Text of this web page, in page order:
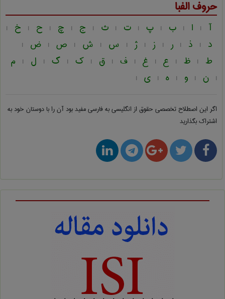
حروف الفبا
آ | ا | ب | پ | ت | ث | ج | چ | ح | خ |
د | ذ | ر | ز | ژ | س | ش | ص | ض |
ط | ظ | ع | غ | ف | ق | ک | گ | ل | م
| ن | و | ه | ی |
اگر این اصطلاح تخصصی حقوق از انگلیسی به فارسیمفید بود آن را با دوستان خود به
اشتراک بگذارید